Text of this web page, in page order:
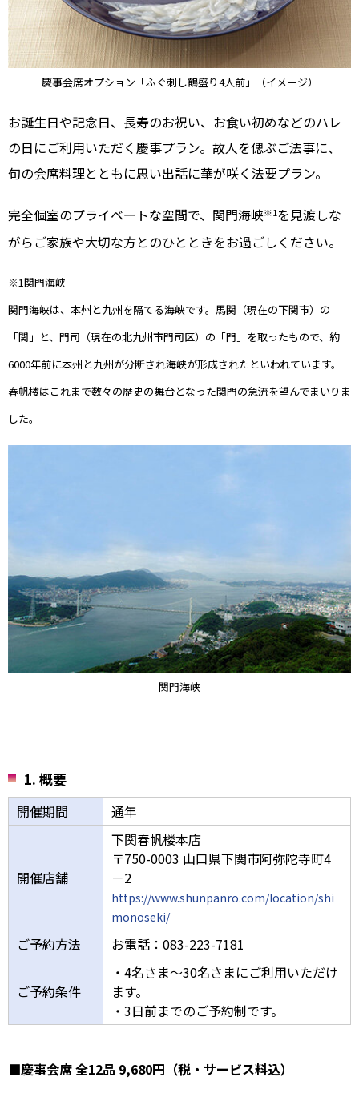
慶事会席オプション「ふぐ刺し鶴盛り4人前」（イメージ）
お誕生日や記念日、長寿のお祝い、お食い初めなどのハレ
の日にご利用いただく慶事プラン。故人を偲ぶご法事に、
旬の会席料理とともに思い出話に華が咲く法要プラン。
完全個室のプライベートな空間で、関門海峡※1を見渡しな
がらご家族や大切な方とのひとときをお過ごしください。
※1関門海峡
関門海峡は、本州と九州を隔てる海峡です。馬関（現在の下関市）の
「関」と、門司（現在の北九州市門司区）の「門」を取ったもので、約
6000年前に本州と九州が分断され海峡が形成されたといわれています。
春帆楼はこれまで数々の歴史の舞台となった関門の急流を望んでまいりま
した。
関門海峡
1. 概要
開催期間 通年
開催店舗
下関春帆楼本店
〒750-0003 山口県下関市阿弥陀寺町4
－2
https://www.shunpanro.com/location/shi
monoseki/
ご予約方法 お電話：083-223-7181
ご予約条件
・4名さま～30名さまにご利用いただけ
ます。
・3日前までのご予約制です。
■慶事会席 全12品 9,680円（税・サービス料込）